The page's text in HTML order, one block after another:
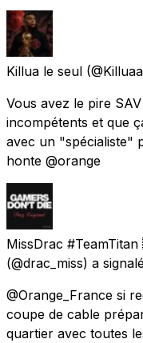
Killua le seul
Vous avez le pire
incompétents et que
avec un "spécialiste"
honte @orange
MissDrac
(@drac_miss) a
@Orange_France si
coupe de cable
quartier avec toutes